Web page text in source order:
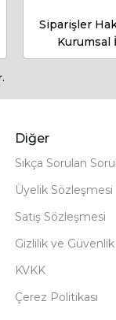
Siparişler
Kurumsal
Diğer
Sıkça Sorulan
Üyelik Sözleşmesi
Satış Sözleşmesi
Gizlilik ve Güvenlik
KVKK
Çerez Politikası